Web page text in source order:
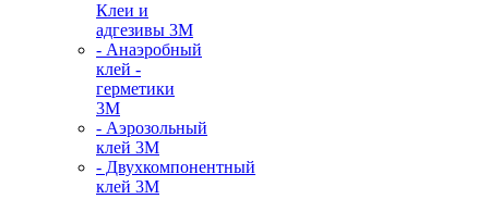
Клеи и
адгезивы 3М
- Анаэробный
клей -
герметики
3М
- Аэрозольный
клей 3М
- Двухкомпонентный
клей 3М